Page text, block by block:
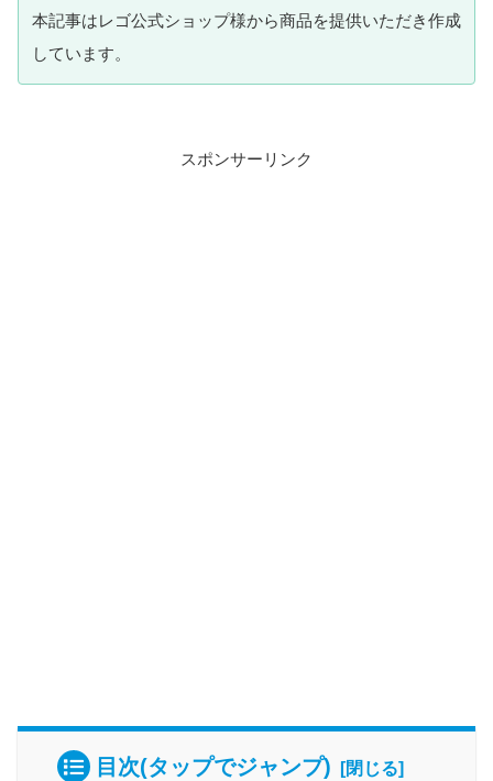
本記事はレゴ公式ショップ様から商品を提供いただき作成
しています。
スポンサーリンク
目次(タップでジャンプ)